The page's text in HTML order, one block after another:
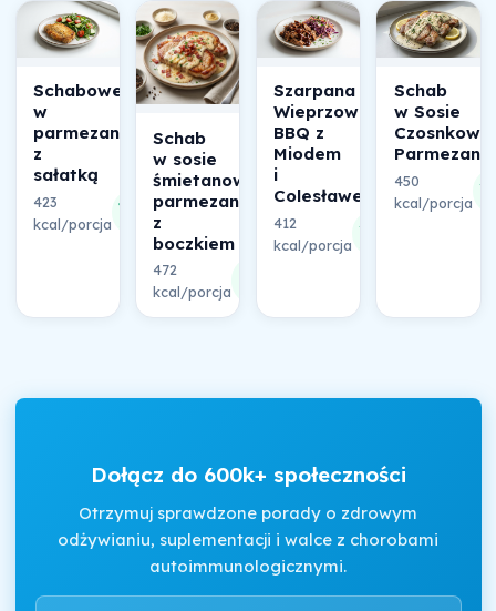
Schabowe
w
parmezanie
z
sałatką
423
kcal/porcja
48%
składu
Schab
w sosie
śmietanowo-
parmezanowym
z
boczkiem
472
kcal/porcja
Szarpana
Wieprzowina
BBQ z
Miodem
i
Colesławem
412
kcal/porcja
36%
Schab
w Sosie
450
kcal/porcja
Dołącz do 600k+ społeczności
Otrzymuj sprawdzone porady o zdrowym
odżywianiu, suplementacji i walce z chorobami
autoimmunologicznymi.